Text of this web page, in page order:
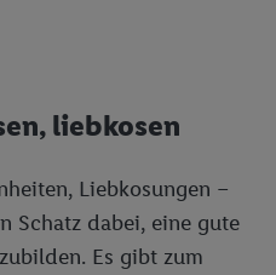
liebkosen
Liebkosungen –
Schatz dabei, eine gute
Es gibt zum